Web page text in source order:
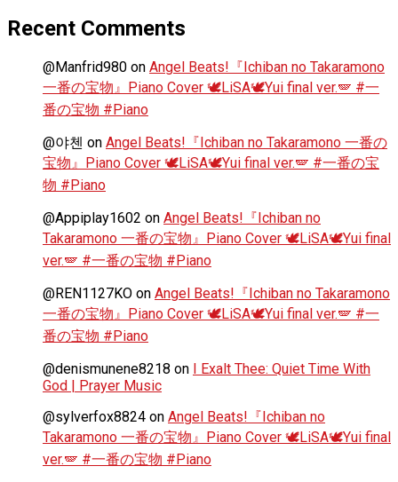
Recent Comments
@Manfrid980 on Angel Beats!『Ichiban no Takaramono
一番の宝物』Piano Cover 🕊️LiSA🕊️Yui final ver.🪽 #一
番の宝物 #Piano
@야첸 on Angel Beats!『Ichiban no Takaramono 一番の
宝物』Piano Cover 🕊️LiSA🕊️Yui final ver.🪽 #一番の宝
物 #Piano
@Appiplay1602 on Angel Beats!『Ichiban no
Takaramono 一番の宝物』Piano Cover 🕊️LiSA🕊️Yui final
ver.🪽 #一番の宝物 #Piano
@REN1127KO on Angel Beats!『Ichiban no Takaramono
一番の宝物』Piano Cover 🕊️LiSA🕊️Yui final ver.🪽 #一
番の宝物 #Piano
@denismunene8218 on I Exalt Thee: Quiet Time With
God | Prayer Music
@sylverfox8824 on Angel Beats!『Ichiban no
Takaramono 一番の宝物』Piano Cover 🕊️LiSA🕊️Yui final
ver.🪽 #一番の宝物 #Piano